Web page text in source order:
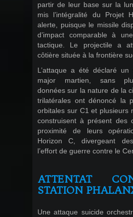
partir de leur base sur la
mis l’intégralité du Projet
alerte, puisque le missile
d’impact comparable à
tactique. Le projectile a
côtière située à la frontière
L’attaque a été déclaré un
major martien, sans
données sur la nature de la
trilatérales ont dénoncé la
orbitales sur C1 et plusieurs
construisent à présent des
proximité de leurs
Horizon C, divergeant
l’effort de guerre contre le
ATTENTAT
STATION
Une attaque suicide